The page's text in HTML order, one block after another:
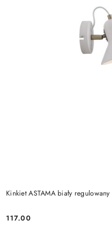
Kinkiet ASTAMA biały
Cena:
117.00